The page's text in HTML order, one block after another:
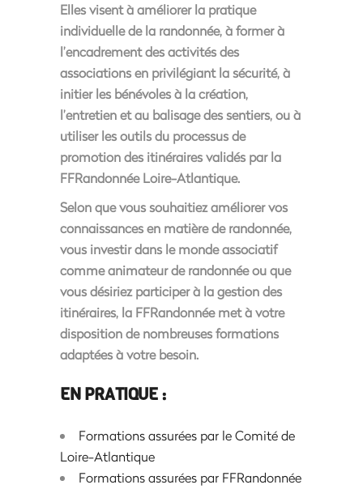
Elles visent à améliorer la pratique
individuelle de la randonnée, à former à
l’encadrement des activités des
associations en privilégiant la sécurité, à
initier les bénévoles à la création,
l’entretien et au balisage des sentiers, ou à
utiliser les outils du processus de
promotion des itinéraires validés par la
FFRandonnée Loire-Atlantique.
Selon que vous souhaitiez améliorer vos
connaissances en matière de randonnée,
vous investir dans le monde associatif
comme animateur de randonnée ou que
vous désiriez participer à la gestion des
itinéraires, la FFRandonnée met à votre
disposition de nombreuses formations
adaptées à votre besoin.
EN PRATIQUE :
Formations assurées par le Comité de
Loire-Atlantique
Formations assurées par FFRandonnée